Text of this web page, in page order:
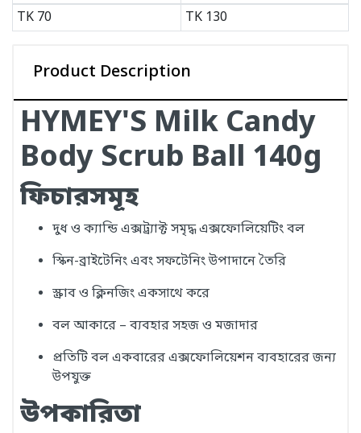
TK 70 TK 130
Product Description
HYMEY'S Milk Candy
Body Scrub Ball 140g
ফিচারসমূহ
দুধ ও ক্যান্ডি এক্সট্র্যাক্ট সমৃদ্ধ এক্সফোলিয়েটিং বল
স্কিন-ব্রাইটেনিং এবং সফটেনিং উপাদানে তৈরি
স্ক্রাব ও ক্লিনজিং একসাথে করে
বল আকারে – ব্যবহার সহজ ও মজাদার
প্রতিটি বল একবারের এক্সফোলিয়েশন ব্যবহারের জন্য
উপযুক্ত
উপকারিতা